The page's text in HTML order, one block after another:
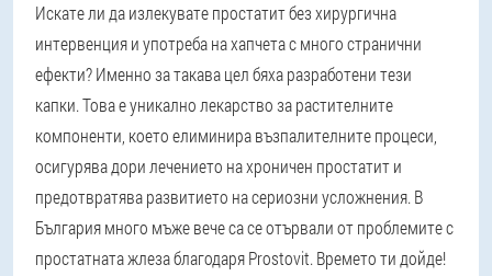
Искате ли да излекувате простатит без хирургична
интервенция и употреба на хапчета с много странични
ефекти? Именно за такава цел бяха разработени тези
капки. Това е уникално лекарство за растителните
компоненти, което елиминира възпалителните процеси,
осигурява дори лечението на хроничен простатит и
предотвратява развитието на сериозни усложнения. В
България много мъже вече са се отървали от проблемите с
простатната жлеза благодаря Prostovit. Времето ти дойде!